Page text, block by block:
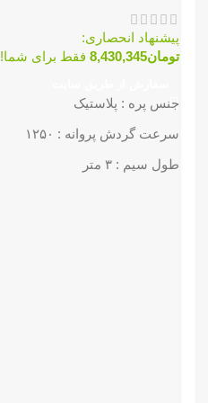
پیشنهاد انحصاری:
تومان8,430,345 فقط برای شما!
جنس پره : پلاستیک
سرعت گردش پروانه : ۱۲۵۰
طول سیم : ۳ متر